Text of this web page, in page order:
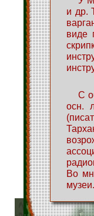
и др.
виде
С
осн.
Во
музеи.